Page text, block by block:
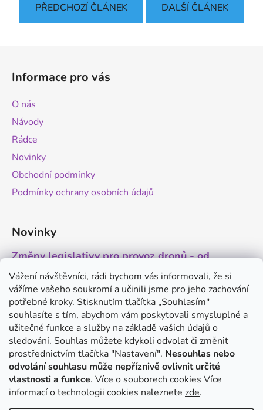
Vážení návštěvníci, rádi bychom vás informovali, že si
vážíme vašeho soukromí a učinili jsme pro jeho zachování
potřebné kroky. Stisknutím tlačítka „Souhlasím"
souhlasíte s tím, abychom vám poskytovali smysluplné a
užitečné funkce a služby na základě vašich údajů o
sledování. Souhlas můžete kdykoli odvolat či změnit
prostřednictvím tlačítka "Nastavení". Nesouhlas nebo
odvolání souhlasu může nepříznivě ovlivnit určité
vlastnosti a funkce. Více o souborech cookies Více
informací o technologii cookies naleznete zde.
PŘEDCHOZÍ ČLÁNEK DALŠÍ ČLÁNEK
Informace pro vás
O nás
Návody
Rádce
Novinky
Obchodní podmínky
Podmínky ochrany osobních údajů
Novinky
Změny legislativy pro provoz dronů - od
20.8.2025
5 min čtení
Antigravity A1 - revoluční minidron s 360°
kamerou
20.8.2025
5 min čtení
DJI Mini 5 Pro - co víme o novém modelu?
14.8.2025
5 min čtení